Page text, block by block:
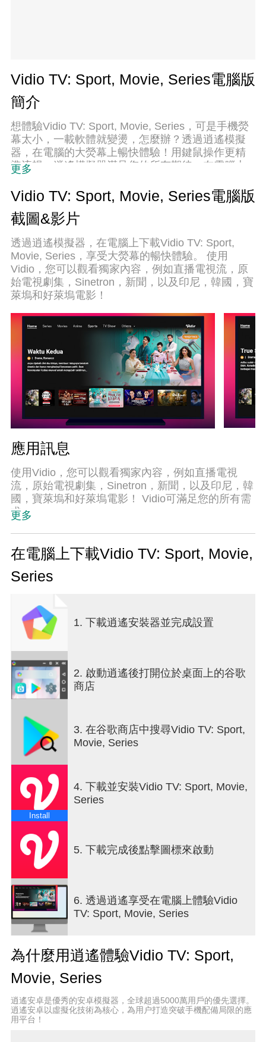
Vidio TV: Sport, Movie, Series電腦版
簡介
想體驗Vidio TV: Sport, Movie, Series，可是手機熒
幕太小，一載軟體就變燙，怎麼辦？透過逍遙模擬
器，在電腦的大熒幕上暢快體驗！用鍵鼠操作更精
準流暢，逍遙模擬器滿足您的所有期待。在電腦上
電池當掉，想體驗多久就多久，順暢跑一天~全新的
逍遙模擬器9，絕對是您體驗Vidio TV: Sport, Movie,
Series電腦版的最佳選擇。完美的按鍵映射系統讓
大的多開功能可同時執行多個任務；獨家虛擬化技
術更能徹底釋放電腦效能，保障長時間穩定運作。
我們致力於不讓設備限制您的體驗，助您輕鬆高
效，暢快無比！
更多
Vidio TV: Sport, Movie, Series電腦版
截圖&影片
透過逍遙模擬器，在電腦上下載Vidio TV: Sport,
Movie, Series，享受大熒幕的暢快體驗。 使用
Vidio，您可以觀看獨家內容，例如直播電視流，原
始電視劇集，Sinetron，新聞，以及印尼，韓國，寶
萊塢和好萊塢電影！
應用訊息
使用Vidio，您可以觀看獨家內容，例如直播電視
流，原始電視劇集，Sinetron，新聞，以及印尼，韓
國，寶萊塢和好萊塢電影！ Vidio可滿足您的所有需
求。
FM，Trax FM之類的廣播，以及許多其他廣播電
台。
容！對於喜歡Series的人，您可以觀看全新的Vidio
Original Series ...完美的愛情，以及其他最好的Vidio
Exclusive內容，例如Serigala Terakhir，Omen，I
Love You Baby和結婚。
Vidio專為體育愛好者而設，您還可以觀看冠軍聯
賽，歐羅巴聯賽，西甲聯賽，意甲聯賽，足總杯和
NBA比賽！
立即訂閱，享受所有內容！
更多
在電腦上下載Vidio TV: Sport, Movie,
Series
1. 下載逍遙安裝器並完成設置
2. 啟動逍遙後打開位於桌面上的谷歌
商店
3. 在谷歌商店中搜尋Vidio TV: Sport,
Movie, Series
Install
4. 下載並安裝Vidio TV: Sport, Movie,
Series
5. 下載完成後點擊圖標來啟動
6. 透過逍遙享受在電腦上體驗Vidio
TV: Sport, Movie, Series
為什麼用逍遙體驗Vidio TV: Sport,
Movie, Series
逍遙安卓是優秀的安卓模擬器，全球超過5000萬用戶的優先選擇。
逍遙安卓以虛擬化技術為核心，為用户打造突破手機配備局限的應
用平台！